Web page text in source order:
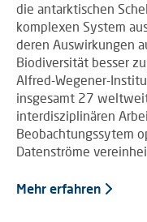
die antarktischen
komplexen System
deren Auswirkungen
Biodiversität besser
Alfred-Wegener-
insgesamt 27
interdisziplinären
Beobachtungssytem
Datenströme
Mehr erfahren